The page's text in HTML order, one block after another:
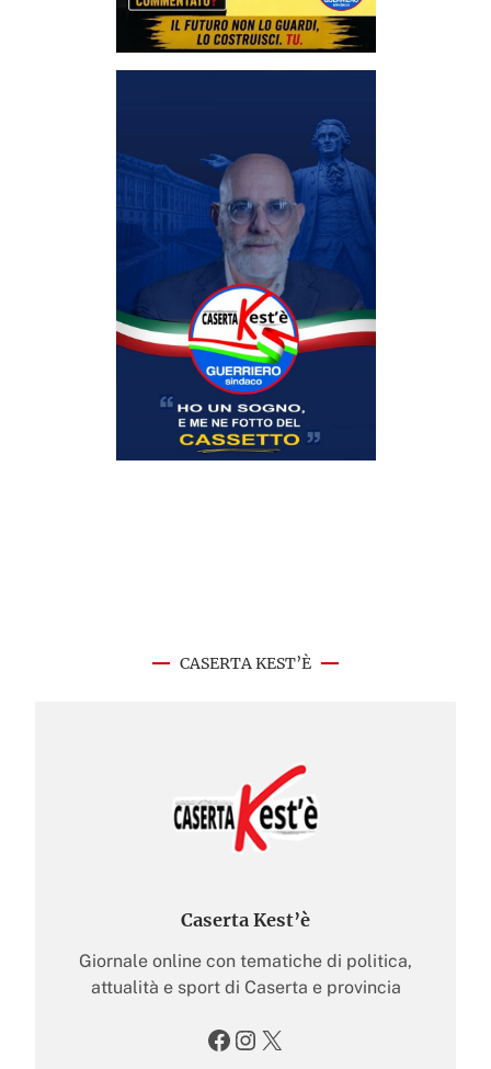
CASERTA KEST’È
Caserta Kest’è
Giornale online con tematiche di politica,
attualità e sport di Caserta e provincia
Facebook Instagram X